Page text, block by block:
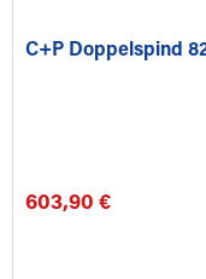
C+P Doppelspind
603,90 €